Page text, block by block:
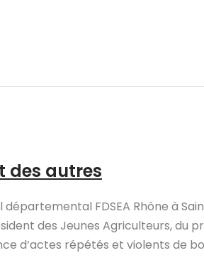
des autres
FDSEA Rhône à
des Jeunes Agriculteurs,
d’actes répétés et violents de